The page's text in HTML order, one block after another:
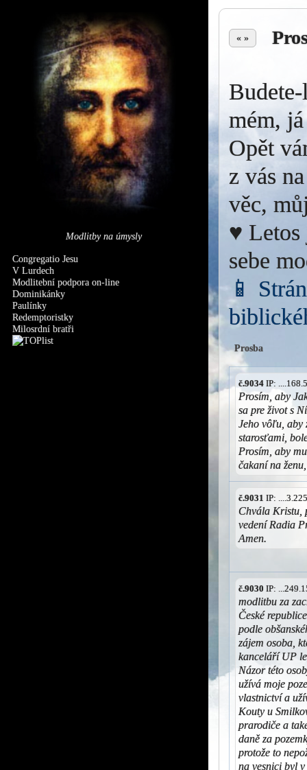
Modlitby na úmysly
Congregatio Jesu
V Lurdech
Modlitební podpora on-line
Dominikánky
Paulínky
Redemptoristky
Milosrdní bratři
« »
mém,
Opět
z vás
věc,
♥ Letos
sebe
📱
Prosba
č.9034 IP:
Prosím, aby
sa pre život s
Jeho vôľu, aby
starosťami,
Prosím, aby
čakaní na
č.9031 IP:
Chvála Kristu,
vedení Radia
Amen.
č.9030 IP:
modlitbu za
České
podle
zájem osoba,
kanceláří UP
Názor této
užívá moje
vlastnictví a
Kouty u
prarodiče a
daně za
protože to
na vesnici byl